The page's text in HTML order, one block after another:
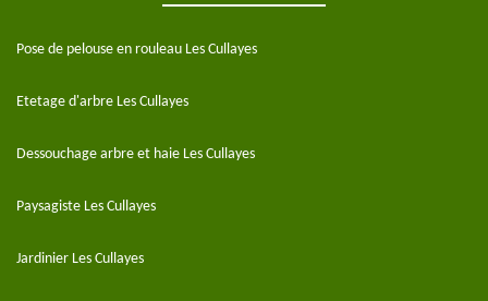
Pose de pelouse en rouleau Les Cullayes
Etetage d'arbre Les Cullayes
Dessouchage arbre et haie Les Cullayes
Paysagiste Les Cullayes
Jardinier Les Cullayes